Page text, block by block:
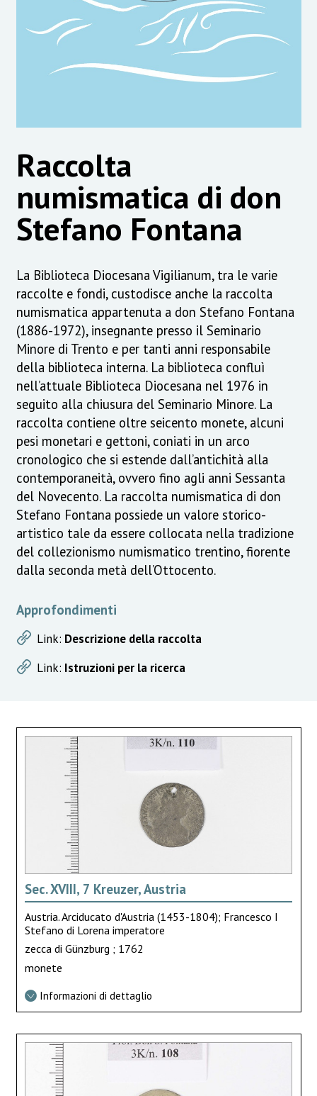
Raccolta
numismatica di don
Stefano Fontana
La Biblioteca Diocesana Vigilianum, tra le varie
raccolte e fondi, custodisce anche la raccolta
numismatica appartenuta a don Stefano Fontana
(1886-1972), insegnante presso il Seminario
Minore di Trento e per tanti anni responsabile
della biblioteca interna. La biblioteca confluì
nell’attuale Biblioteca Diocesana nel 1976 in
seguito alla chiusura del Seminario Minore. La
raccolta contiene oltre seicento monete, alcuni
pesi monetari e gettoni, coniati in un arco
cronologico che si estende dall’antichità alla
contemporaneità, ovvero fino agli anni Sessanta
del Novecento. La raccolta numismatica di don
Stefano Fontana possiede un valore storico-
artistico tale da essere collocata nella tradizione
del collezionismo numismatico trentino, fiorente
dalla seconda metà dell’Ottocento.
Approfondimenti
Link: Descrizione della raccolta
Link: Istruzioni per la ricerca
Sec. XVIII, 7 Kreuzer, Austria
Austria. Arciducato d'Austria (1453-1804); Francesco I
Stefano di Lorena imperatore
zecca di Günzburg ; 1762
monete
Informazioni di dettaglio